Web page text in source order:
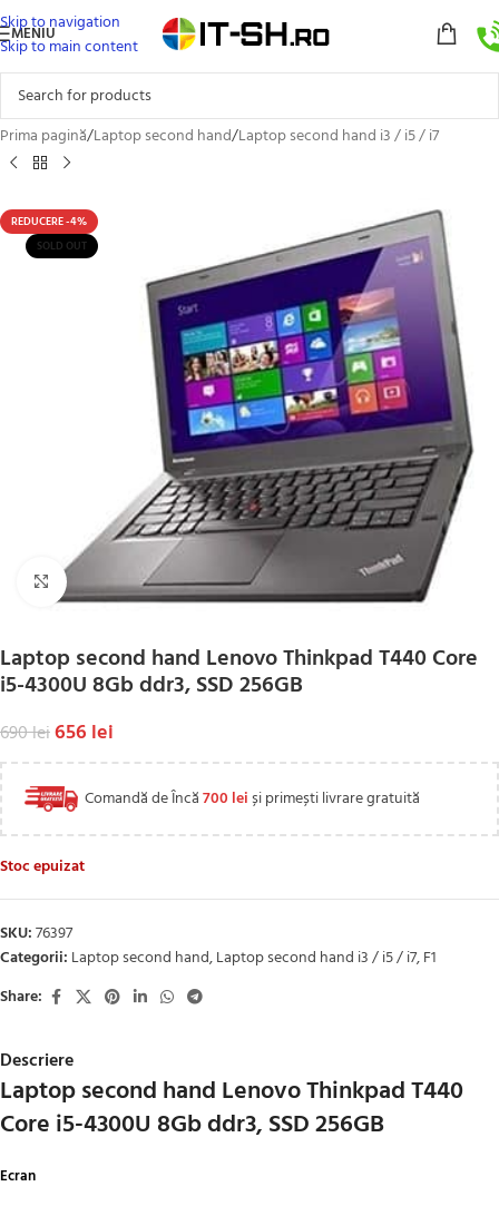
Skip to navigation
Skip to main content
MENIU
Prima pagină/Laptop second hand/Laptop second hand i3 / i5 / i7
REDUCERE -4%
SOLD OUT
Click to enlarge
Laptop second hand Lenovo Thinkpad T440 Core
i5-4300U 8Gb ddr3, SSD 256GB
690lei656 lei
Comandă de Încă700 leiși primești livrare gratuită
Stoc epuizat
SKU:76397
Categorii: Laptop second hand,Laptop second hand i3 / i5 / i7,F1
Share:
Descriere
Laptop second hand Lenovo Thinkpad T440
Core i5-4300U 8Gb ddr3, SSD 256GB
Ecran